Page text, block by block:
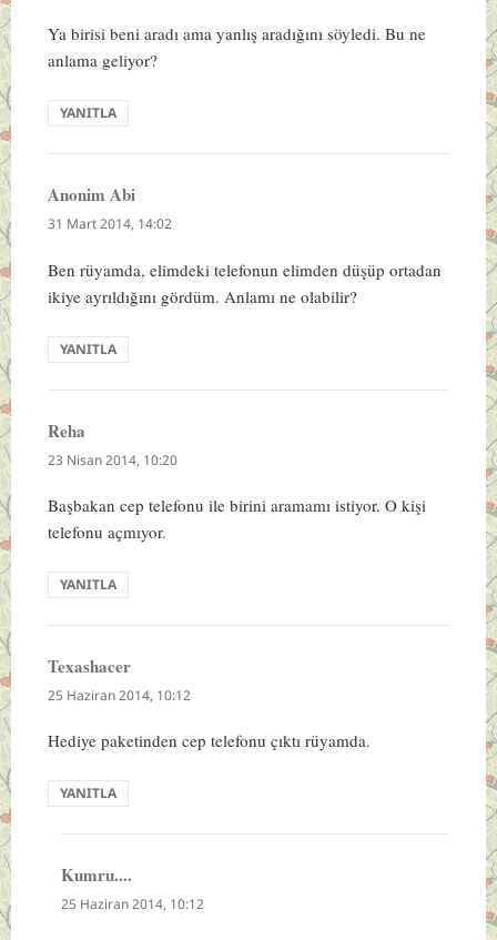
Ya birisi beni aradı ama yanlış aradığını söyledi. Bu ne
anlama geliyor?
YANITLA
Anonim Abidedi
ki:
31 Mart 2014, 14:02
Ben rüyamda, elimdeki telefonun elimden düşüp ortadan
ikiye ayrıldığını gördüm. Anlamı ne olabilir?
YANITLA
Reha
ki:
23 Nisan 2014, 10:20
Başbakan cep telefonu ile birini aramamı istiyor. O kişi
telefonu açmıyor.
YANITLA
Texashacerdedi
ki:
25 Haziran 2014, 10:12
Hediye paketinden cep telefonu çıktı rüyamda.
YANITLA
Kumru....
ki:
25 Haziran 2014, 10:12